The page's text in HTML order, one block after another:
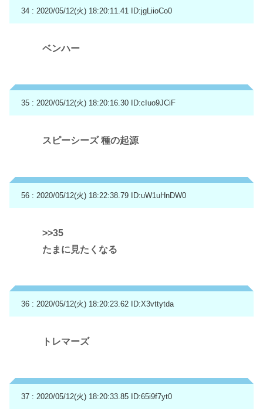
34 : 2020/05/12(火) 18:20:11.41 ID:jgLiioCo0
ベンハー
35 : 2020/05/12(火) 18:20:16.30 ID:cIuo9JCiF
スピーシーズ 種の起源
56 : 2020/05/12(火) 18:22:38.79 ID:uW1uHnDW0
>>35
たまに見たくなる
36 : 2020/05/12(火) 18:20:23.62 ID:X3vttytda
トレマーズ
37 : 2020/05/12(火) 18:20:33.85 ID:65i9f7yt0